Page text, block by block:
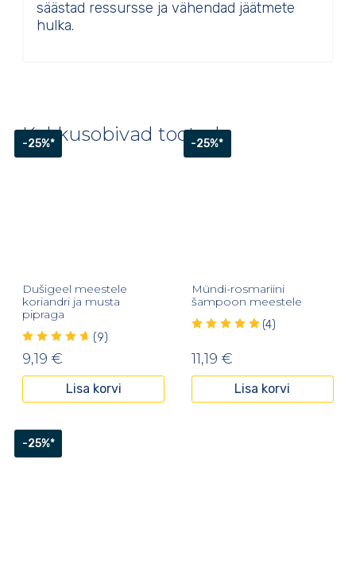
säästad ressursse ja vähendad jäätmete
hulka.
Kokkusobivad tooted
-25%*
Dušigeel meestele
koriandri ja musta
pipraga
(9)
9,19 €
Lisa korvi
-25%*
Mündi-rosmariini
šampoon meestele
(4)
11,19 €
Lisa korvi
-25%*